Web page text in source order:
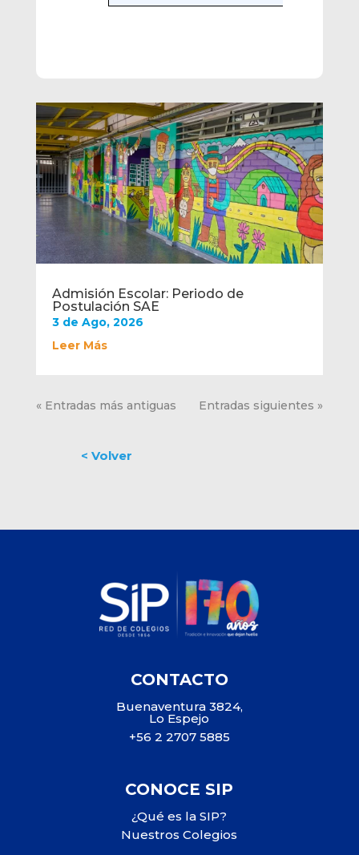
Admisión Escolar: Periodo de
Postulación SAE
3 de Ago, 2026
Leer Más
« Entradas más antiguas Entradas siguientes »
CONTACTO
Buenaventura 3824,
Lo Espejo
+56 2 2707 5885
CONOCE SIP
¿Qué es la SIP?
Nuestros Colegios